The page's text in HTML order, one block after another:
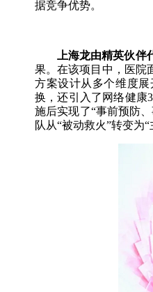
据竞争优势。
上海龙由精英伙伴
果。在该项目中，医院
方案设计从多个维度
换，还引入了网络健康
施后实现了“事前预防
队从“被动救火”转变为